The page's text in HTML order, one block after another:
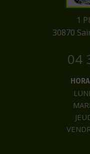
​1
​30870
04